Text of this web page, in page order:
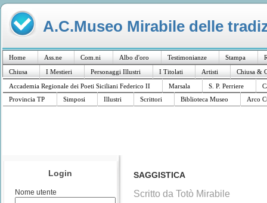
A.C.Museo Mirabile delle
Home Ass.ne Com.ni Albo d'oro Testimonianze Stampa
Chiusa
I Mestieri Personaggi Illustri I Titolati Artisti
Chiusa &
Accademia Regionale dei Poeti Siciliani Federico II
Marsala S. P. Perriere
Provincia TP
Simposi Illustri Scrittori Biblioteca Museo Arco
Login
Nome utente
SAGGISTICA
Scritto da Totò Mirabile